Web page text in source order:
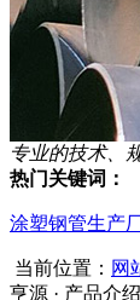
专业的技术、
热门关键词：
涂塑钢管生产
当前位置： 网
亨源 · 产品介绍